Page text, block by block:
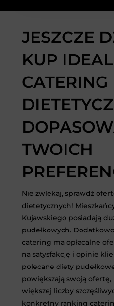
JESZCZE
KUP
CATERING
TWOICH
Nie zwlekaj, sprawdź
dietetycznych!
Kujawskiego posiadają
pudełkowych.
catering ma opłacalne
na satysfakcję i opinie
polecane diety
powiększają swoją ofertę,
większej liczby
konkretny ranking